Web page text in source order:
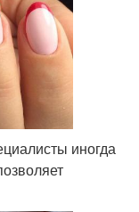
иногда